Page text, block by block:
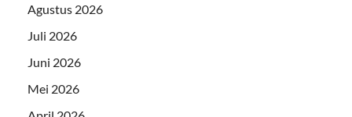
Agustus 2026
Juli 2026
Juni 2026
Mei 2026